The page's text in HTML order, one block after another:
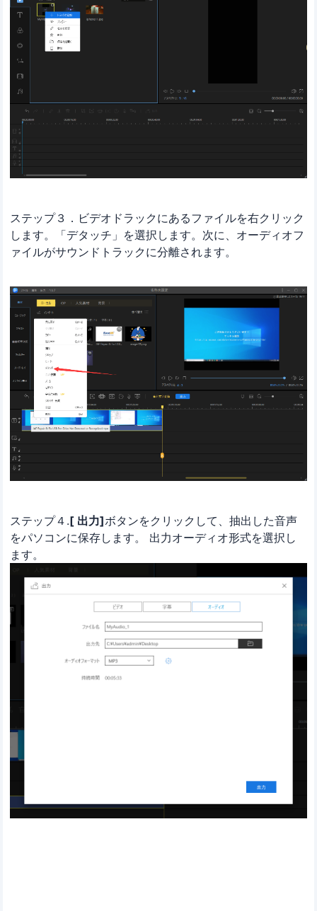
ステップ３．ビデオドラックにあるファイルを右クリック
します。「デタッチ」を選択します。次に、オーディオフ
ァイルがサウンドトラックに分離されます。
ステップ４.[ 出力]ボタンをクリックして、抽出した音声
をパソコンに保存します。 出力オーディオ形式を選択し
ます。